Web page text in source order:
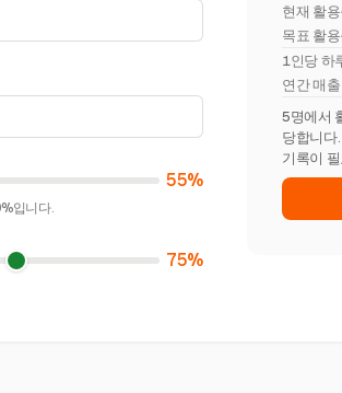
55%
입니다.
75%
현재 활
목표 활
1인당 하
연간 매
5명에서
당합니다
기록이